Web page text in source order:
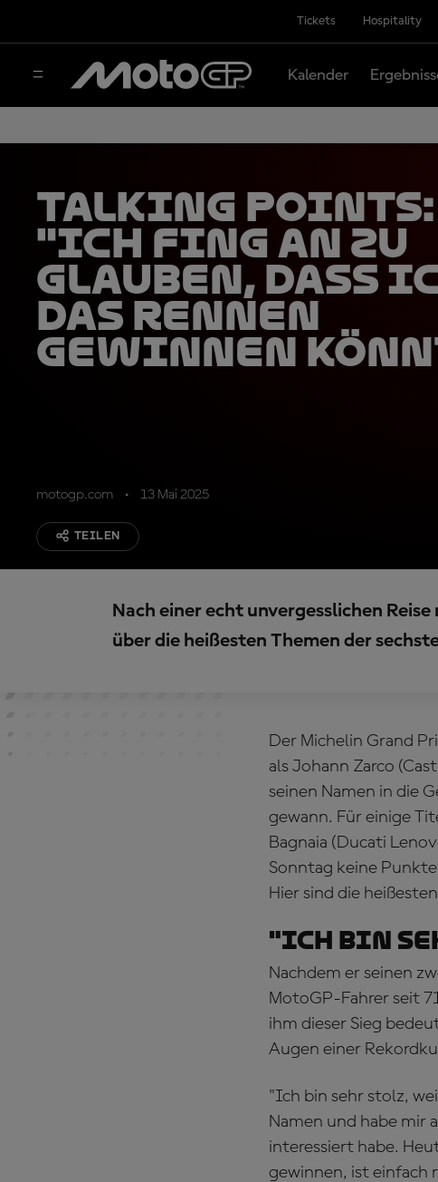
Tickets Hospitality
Kalender
Talking Points:
"Ich fing an zu
glauben, dass
das Rennen
gewinnen
motogp.com 13 Mai 2025
TEILEN
Nach einer echt unvergesslichen
über die heißesten Themen der
Der Michelin Grand
als Johann Zarco
seinen Namen in die
gewann. Für einige
Bagnaia (Ducati
Sonntag keine
Hier sind die
"Ich bin
Nachdem er seinen
MotoGP-Fahrer seit
ihm dieser Sieg
Augen einer
"Ich bin sehr stolz,
Namen und habe mir
interessiert habe.
gewinnen, ist einfach